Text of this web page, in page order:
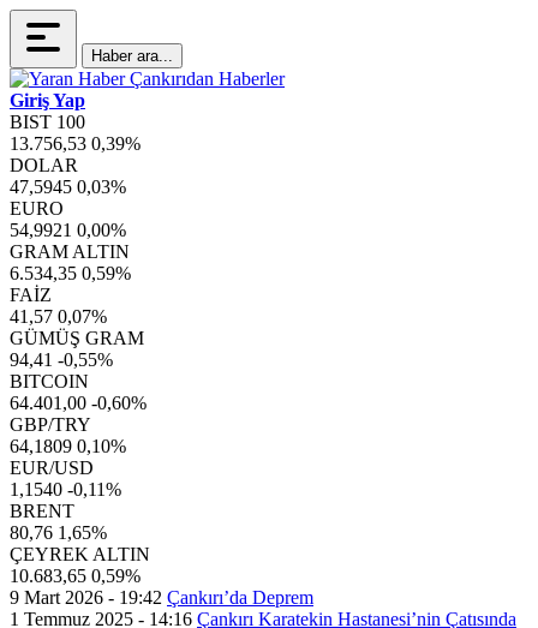
Haber ara...
Giriş Yap
BIST 100
13.756,53 0,39%
DOLAR
47,5945 0,03%
EURO
54,9921 0,00%
GRAM ALTIN
6.534,35 0,59%
FAİZ
41,57 0,07%
GÜMÜŞ GRAM
94,41 -0,55%
BITCOIN
64.401,00 -0,60%
GBP/TRY
64,1809 0,10%
EUR/USD
1,1540 -0,11%
BRENT
80,76 1,65%
ÇEYREK ALTIN
10.683,65 0,59%
9 Mart 2026 - 19:42 Çankırı’da Deprem
1 Temmuz 2025 - 14:16 Çankırı Karatekin Hastanesi’nin Çatısında